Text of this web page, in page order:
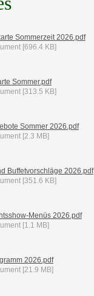
Sommerzeit 2026.pdf
[696.4 KB]
Sommer.pdf
[313.5 KB]
Sommer 2026.pdf
[2.3 MB]
Buffetvorschläge 2026.pdf
[351.6 KB]
Menüs 2026.pdf
[1.1 MB]
2026.pdf
[21.9 MB]